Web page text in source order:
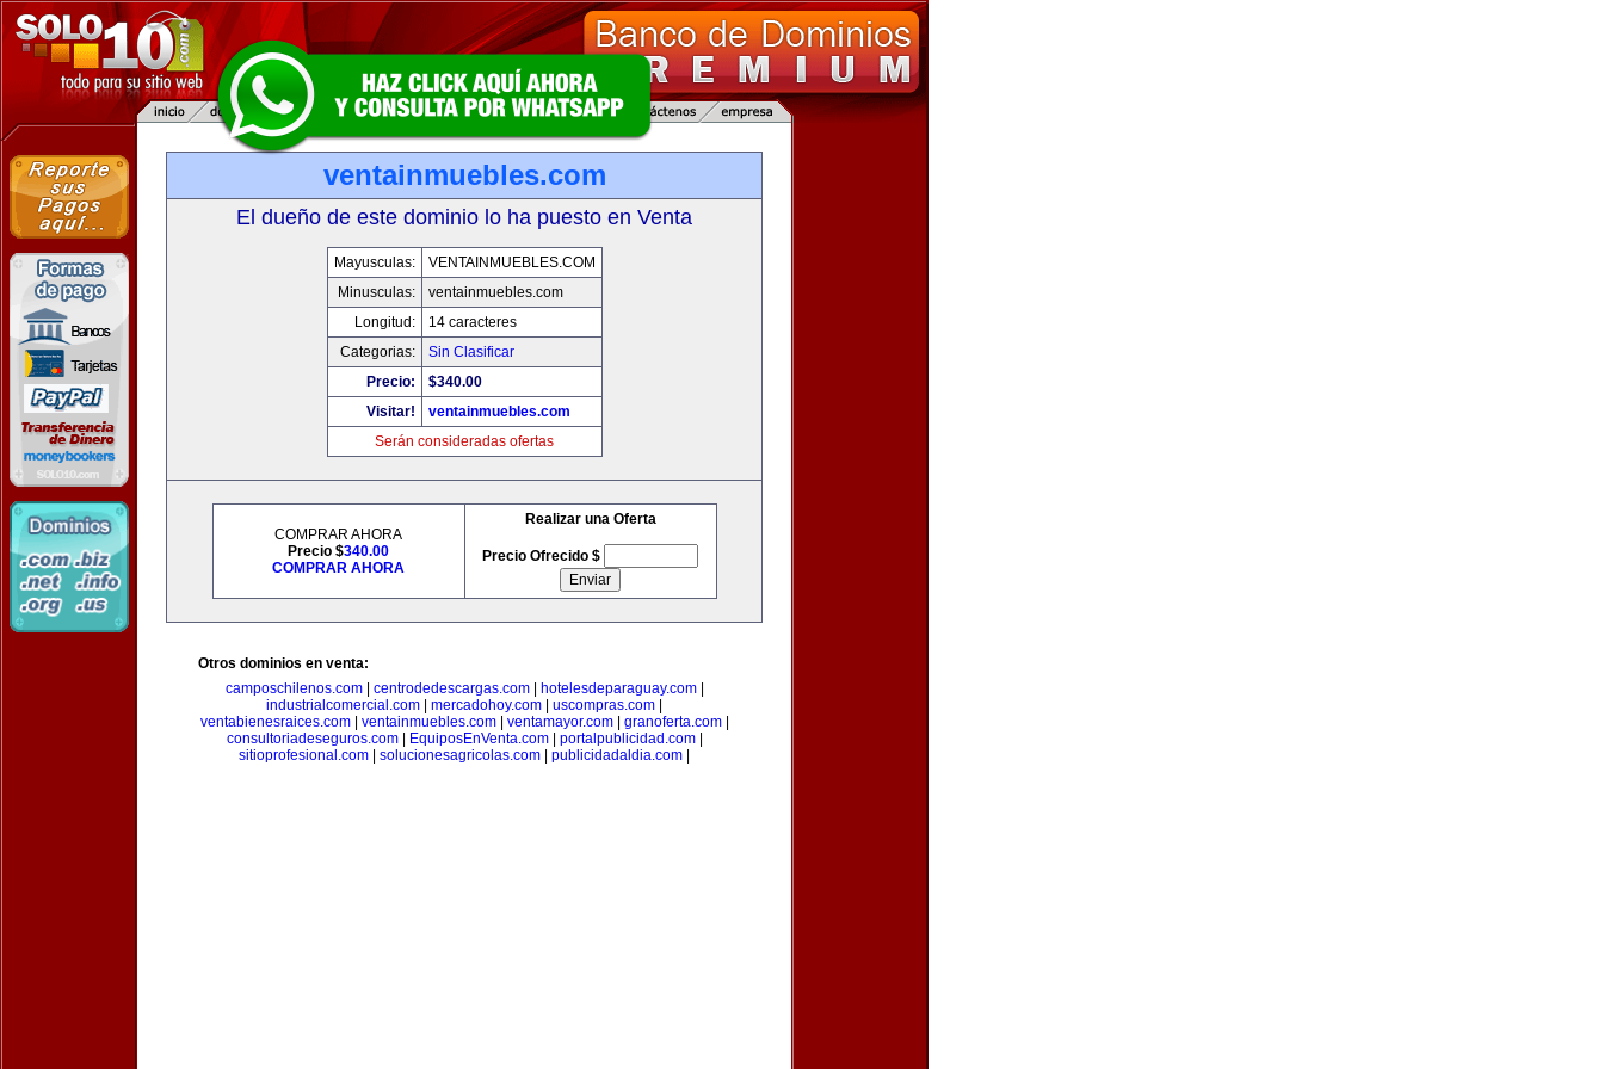
ventainmuebles.com
El dueño de este dominio lo ha puesto en Venta
Mayusculas:
VENTAINMUEBLES.COM
Minusculas:
ventainmuebles.com
Longitud:
14 caracteres
Categorias:
Sin Clasificar
Precio:
$340.00
Visitar!
ventainmuebles.com
Serán consideradas ofertas
COMPRAR AHORA
Precio $340.00
COMPRAR AHORA
Realizar una Oferta
Precio Ofrecido $
Otros dominios en venta:
camposchilenos.com| centrodedescargas.com| hotelesdeparaguay.com|
industrialcomercial.com
mercadohoy.com uscompras.com
ventabienesraices.com| ventainmuebles.com| ventamayor.com| granoferta.com|
consultoriadeseguros.com| EquiposEnVenta.com| portalpublicidad.com|
sitioprofesional.com
solucionesagricolas.com publicidadaldia.com